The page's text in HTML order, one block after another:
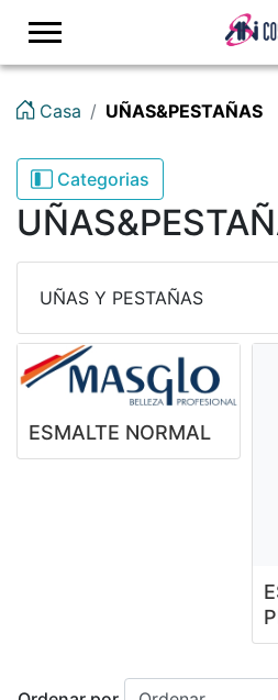
Casa UÑAS&PESTAÑAS
Categorias
UÑAS Y PESTAÑAS
ESMALTE NORMAL